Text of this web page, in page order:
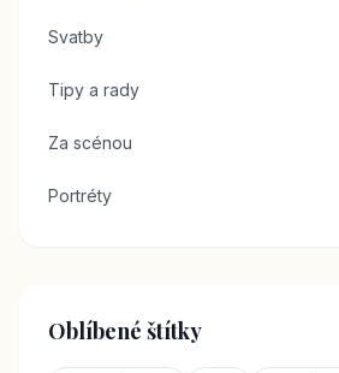
Svatby
Tipy a rady
Za scénou
Portréty
Oblíbené štítky